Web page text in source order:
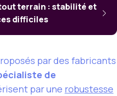
terrain : stabilité et
difficiles
par des fabricants
de
par une robustesse